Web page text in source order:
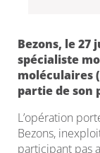
Bezons, le 27
spécialiste
moléculaires
partie de son
L’opération
Bezons,
participant pas